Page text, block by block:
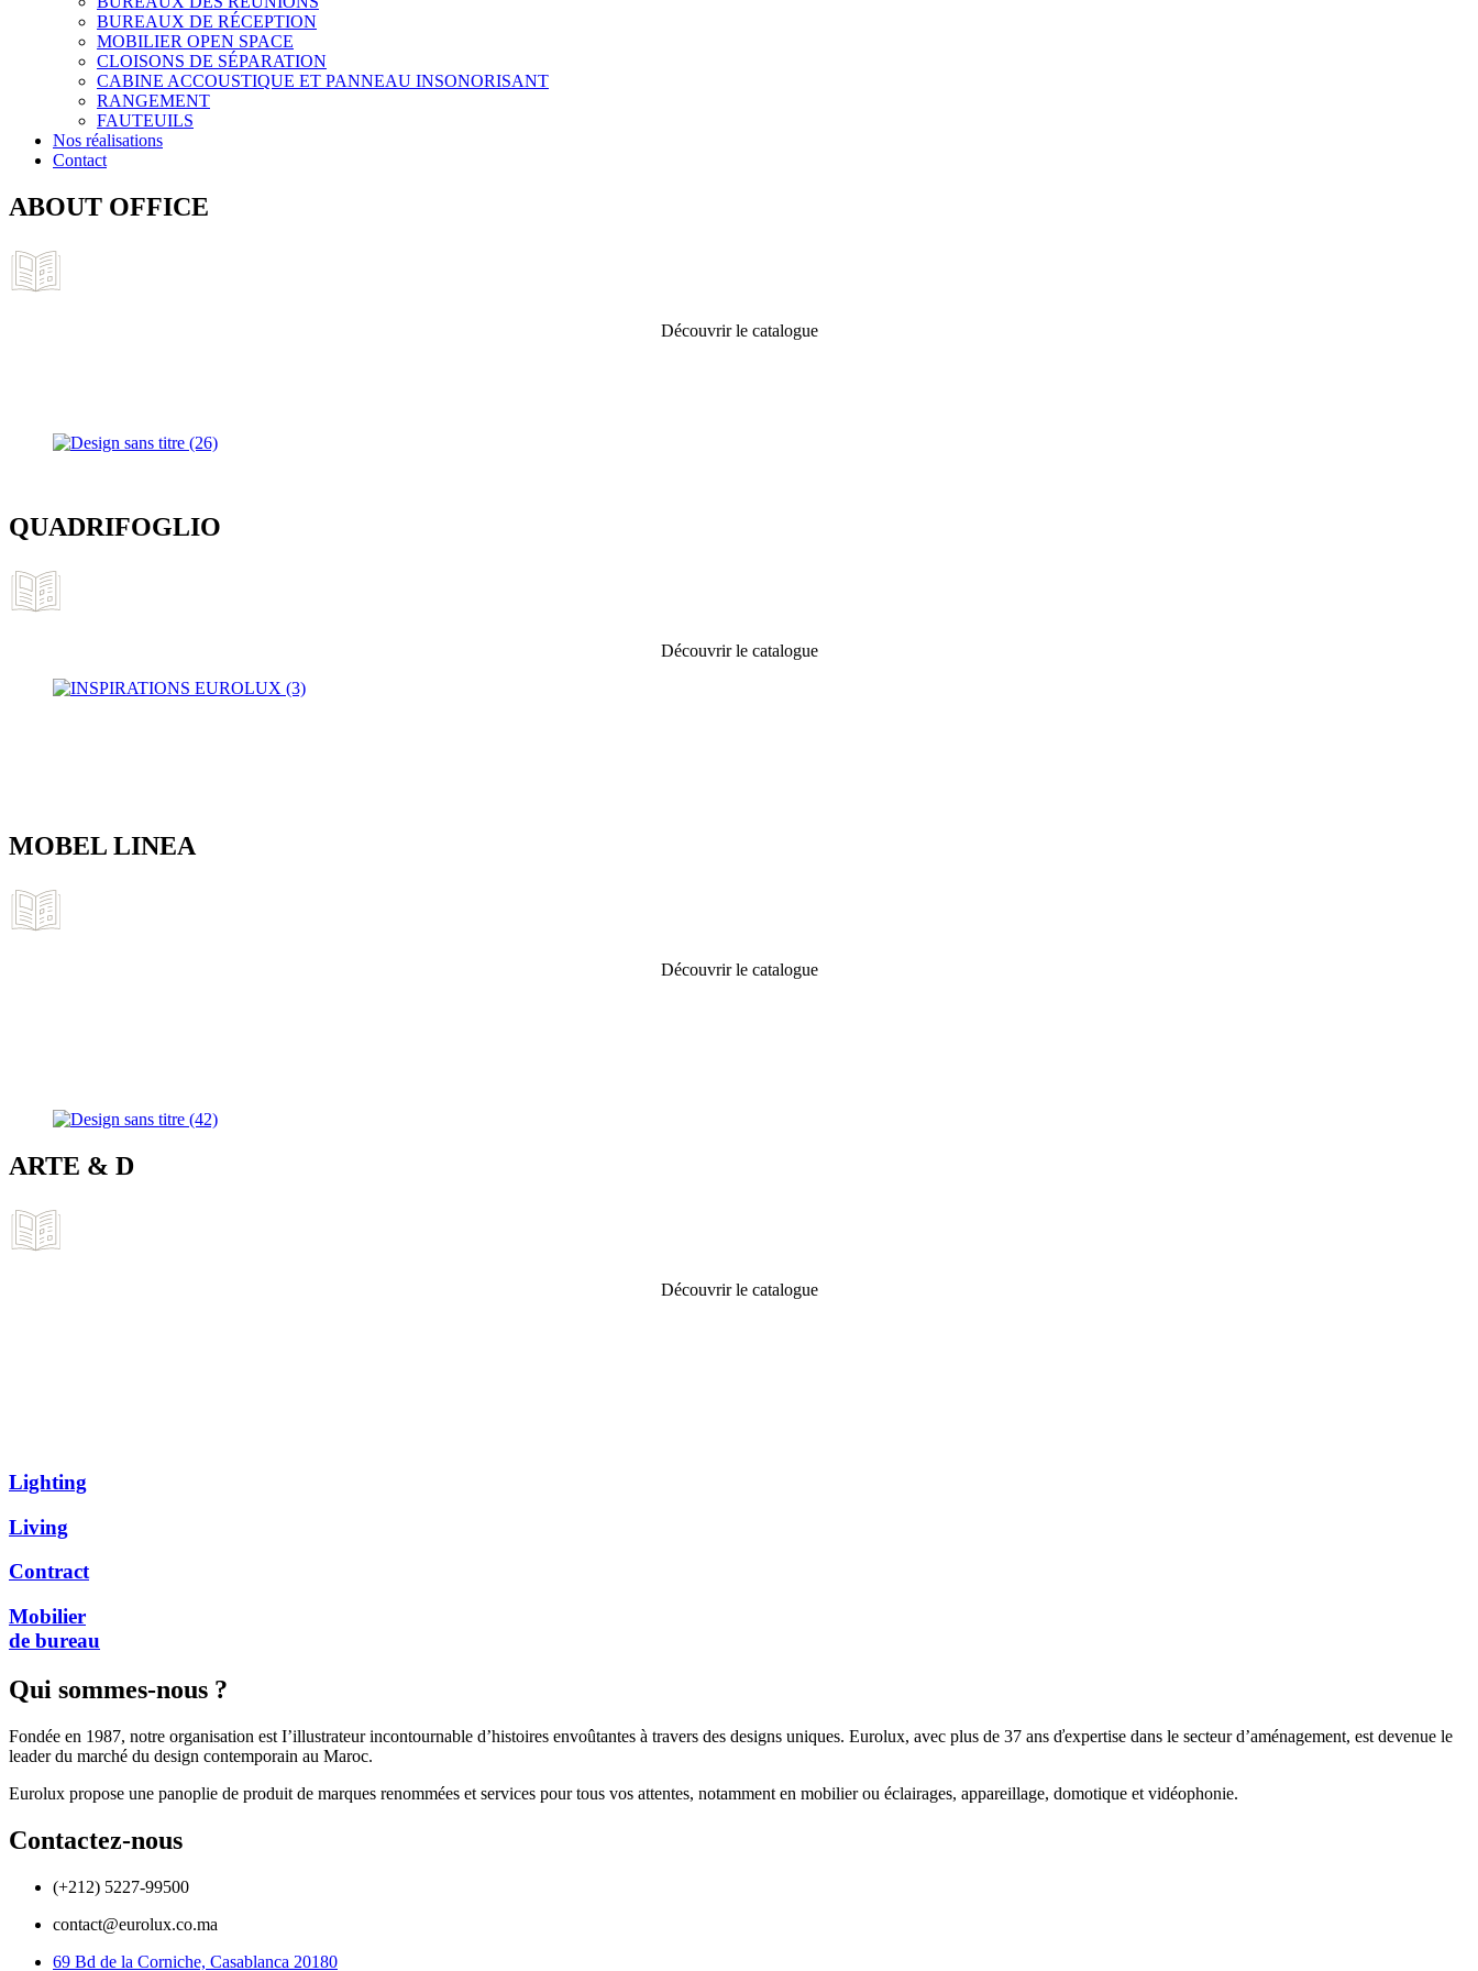
BUREAUX DE RÉCEPTION
MOBILIER OPEN SPACE
CLOISONS DE SÉPARATION
CABINE ACCOUSTIQUE ET PANNEAU INSONORISANT
RANGEMENT
FAUTEUILS
Nos réalisations
Contact
ABOUT OFFICE
Découvrir le catalogue
QUADRIFOGLIO
Découvrir le catalogue
MOBEL LINEA
Découvrir le catalogue
ARTE & D
Découvrir le catalogue
Lighting
Living
Contract
Mobilier
de bureau
Qui sommes-nous ?
Fondée en 1987, notre organisation est I’illustrateur incontournable d’histoires envoûtantes à travers des designs uniques. Eurolux, avec plus de 37 ans ďexpertise dans le secteur d’aménagement, est devenue le
leader du marché du design contemporain au Maroc.
Eurolux propose une panoplie de produit de marques renommées et services pour tous vos attentes, notamment en mobilier ou éclairages, appareillage, domotique et vidéophonie.
Contactez-nous
(+212) 5227-99500
contact@eurolux.co.ma
69 Bd de la Corniche, Casablanca 20180